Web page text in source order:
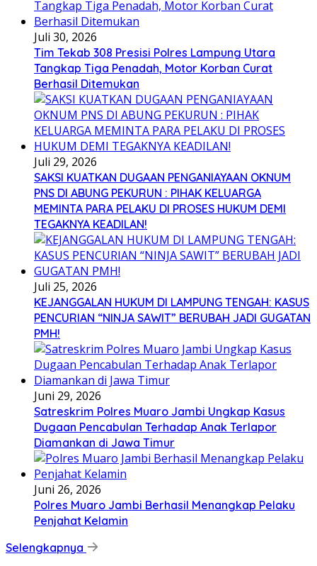
Juli 30, 2026
Tim Tekab 308 Presisi Polres Lampung Utara
Tangkap Tiga Penadah, Motor Korban Curat
Berhasil Ditemukan
Juli 29, 2026
SAKSI KUATKAN DUGAAN PENGANIAYAAN OKNUM
PNS DI ABUNG PEKURUN : PIHAK KELUARGA
MEMINTA PARA PELAKU DI PROSES HUKUM DEMI
TEGAKNYA KEADILAN!
Juli 25, 2026
KEJANGGALAN HUKUM DI LAMPUNG TENGAH: KASUS
PENCURIAN “NINJA SAWIT” BERUBAH JADI GUGATAN
PMH!
Juni 29, 2026
Satreskrim Polres Muaro Jambi Ungkap Kasus
Dugaan Pencabulan Terhadap Anak Terlapor
Diamankan di Jawa Timur
Juni 26, 2026
Polres Muaro Jambi Berhasil Menangkap Pelaku
Penjahat Kelamin
Selengkapnya